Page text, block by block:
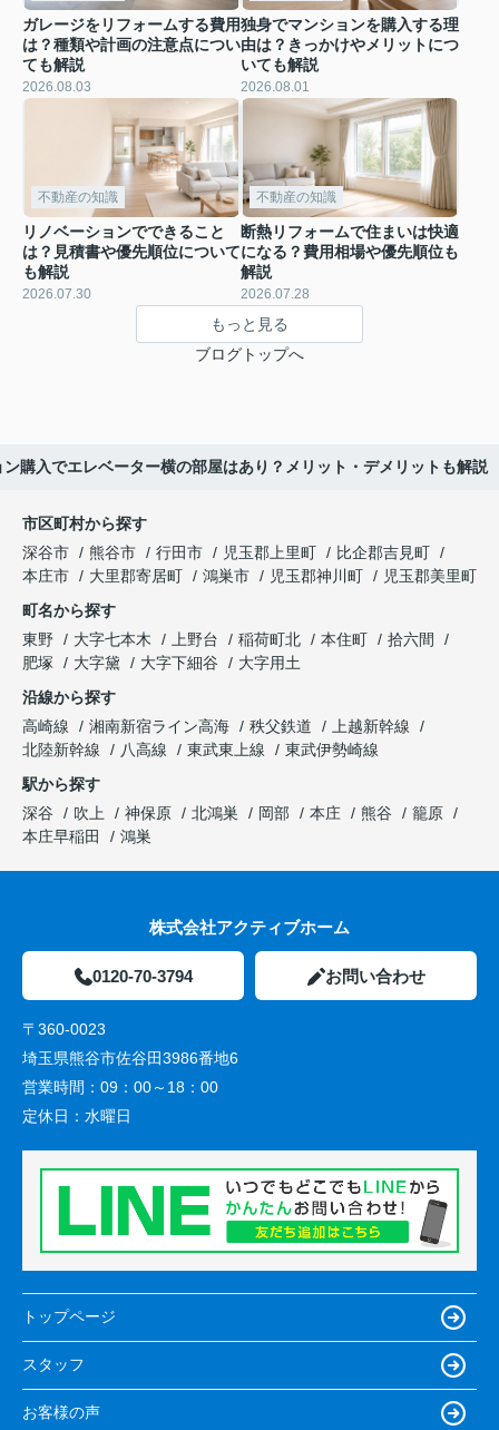
ガレージをリフォームする費用
は？種類や計画の注意点につい
ても解説
2026.08.03
独身でマンションを購入する理
由は？きっかけやメリットにつ
いても解説
2026.08.01
不動産の知識
リノベーションでできること
は？見積書や優先順位について
も解説
2026.07.30
不動産の知識
断熱リフォームで住まいは快適
になる？費用相場や優先順位も
解説
2026.07.28
もっと見る
ブログトップへ
ン購入でエレベーター横の部屋はあり？メリット・デメリットも解説
市区町村から探す
深谷市
熊谷市 行田市 児玉郡上里町
比企郡吉見町
本庄市
大里郡寄居町 鴻巣市 児玉郡神川町
児玉郡美里町
町名から探す
東野
大字七本木 上野台 稲荷町北 本住町
拾六間
肥塚
大字黛 大字下細谷
大字用土
沿線から探す
高崎線
湘南新宿ライン高海 秩父鉄道
上越新幹線
北陸新幹線
八高線 東武東上線
東武伊勢崎線
駅から探す
深谷
吹上 神保原 北鴻巣 岡部 本庄 熊谷
籠原
本庄早稲田
鴻巣
株式会社アクティブホーム
0120-70-3794 お問い合わせ
〒360-0023
埼玉県熊谷市佐谷田3986番地6
営業時間： 09：00～18：00
定休日： 水曜日
トップページ
スタッフ
お客様の声